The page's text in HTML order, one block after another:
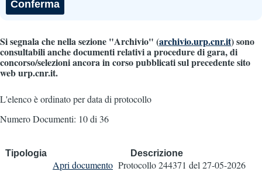
Si segnala che nella sezione "Archivio" (archivio.urp.cnr.it) sono
consultabili anche documenti relativi a procedure di gara, di
concorso/selezioni ancora in corso pubblicati sul precedente sito
web urp.cnr.it.
L'elenco è ordinato per data di protocollo
Numero Documenti: 10 di 36
Tipologia Descrizione
Apri documento Protocollo 244371 del 27-05-2026